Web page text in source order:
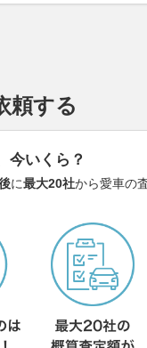
頼する
今いくら？
に最大20社から愛車の